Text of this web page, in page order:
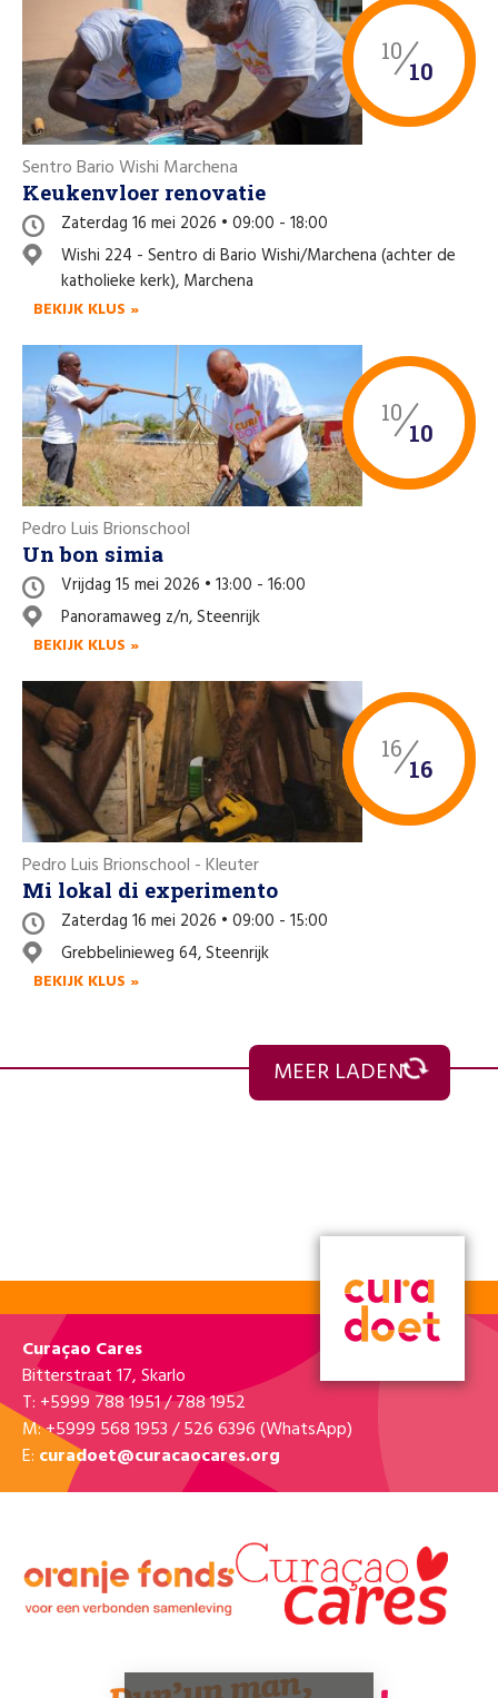
10
10
Sentro Bario Wishi Marchena
Keukenvloer renovatie
Zaterdag 16 mei 2026 • 09:00 - 18:00
Wishi 224 - Sentro di Bario Wishi/Marchena (achter de
katholieke kerk), Marchena
BEKIJK KLUS »
10
10
Pedro Luis Brionschool
Un bon simia
Vrijdag 15 mei 2026 • 13:00 - 16:00
Panoramaweg z/n, Steenrijk
BEKIJK KLUS »
16
16
Pedro Luis Brionschool - Kleuter
Mi lokal di experimento
Zaterdag 16 mei 2026 • 09:00 - 15:00
Grebbelinieweg 64, Steenrijk
BEKIJK KLUS »
MEER LADEN
Curaçao Cares
Bitterstraat 17, Skarlo
T: +5999 788 1951 / 788 1952
M: +5999 568 1953 / 526 6396 (WhatsApp)
E: curadoet@curacaocares.org